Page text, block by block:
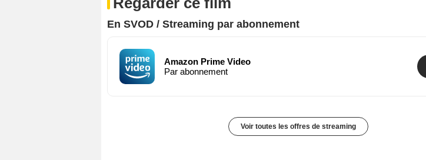
En SVOD / Streaming par abonnement
Amazon Prime Video
Par abonnement
Voir toutes les offres de streaming